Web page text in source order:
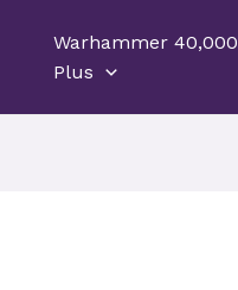
Warhammer 40,000
Plus